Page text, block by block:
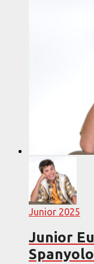
Junior 2025
Junior